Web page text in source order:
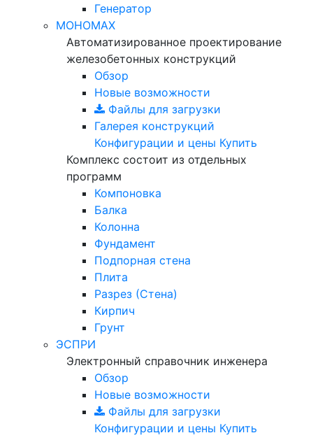
Генератор
МОНОМАХ
Автоматизированное проектирование
железобетонных конструкций
Обзор
Новые возможности
Файлы для загрузки
Галерея конструкций
Конфигурации и цены Купить
Комплекс состоит из отдельных
программ
Компоновка
Балка
Колонна
Фундамент
Подпорная стена
Плита
Разрез (Стена)
Кирпич
Грунт
ЭСПРИ
Электронный справочник инженера
Обзор
Новые возможности
Файлы для загрузки
Конфигурации и цены Купить